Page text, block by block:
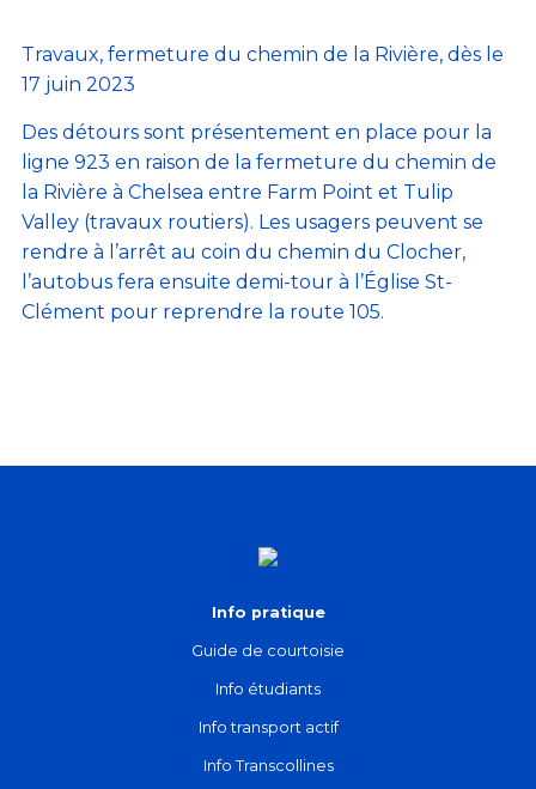
Travaux, fermeture du chemin de la Rivière, dès le
17 juin 2023
Des détours sont présentement en place pour la
ligne 923 en raison de la fermeture du chemin de
la Rivière à Chelsea entre Farm Point et Tulip
Valley (travaux routiers). Les usagers peuvent se
rendre à l’arrêt au coin du chemin du Clocher,
l’autobus fera ensuite demi-tour à l’Église St-
Clément pour reprendre la route 105.
Info pratique
Guide de courtoisie
Info étudiants
Info transport actif
Info Transcollines